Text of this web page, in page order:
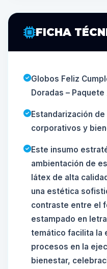
FICHA
Globos Feliz
Doradas –
Estandarización
corporativos y
Este insumo
ambientación de
látex de alta
una estética
contraste entre el
estampado en
temático facilita la
procesos en la
bienestar,